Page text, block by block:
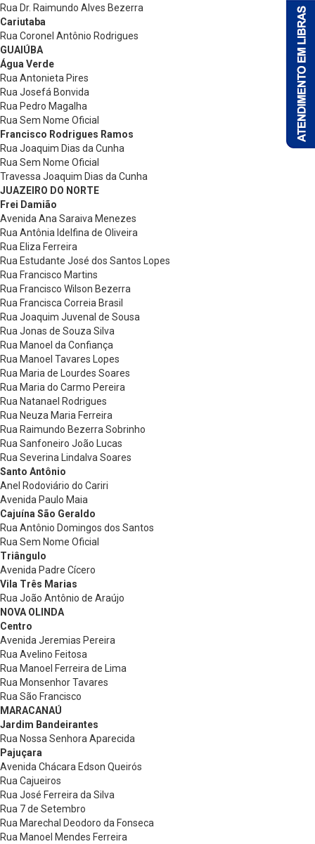
Rua Dr. Raimundo Alves Bezerra
Cariutaba
Rua Coronel Antônio Rodrigues
GUAIÚBA
Água Verde
Rua Antonieta Pires
Rua Josefá Bonvida
Rua Pedro Magalha
Rua Sem Nome Oficial
Francisco Rodrigues Ramos
Rua Joaquim Dias da Cunha
Rua Sem Nome Oficial
Travessa Joaquim Dias da Cunha
JUAZEIRO DO NORTE
Frei Damião
Avenida Ana Saraiva Menezes
Rua Antônia Idelfina de Oliveira
Rua Eliza Ferreira
Rua Estudante José dos Santos Lopes
Rua Francisco Martins
Rua Francisco Wilson Bezerra
Rua Francisca Correia Brasil
Rua Joaquim Juvenal de Sousa
Rua Jonas de Souza Silva
Rua Manoel da Confiança
Rua Manoel Tavares Lopes
Rua Maria de Lourdes Soares
Rua Maria do Carmo Pereira
Rua Natanael Rodrigues
Rua Neuza Maria Ferreira
Rua Raimundo Bezerra Sobrinho
Rua Sanfoneiro João Lucas
Rua Severina Lindalva Soares
Santo Antônio
Anel Rodoviário do Cariri
Avenida Paulo Maia
Cajuína São Geraldo
Rua Antônio Domingos dos Santos
Rua Sem Nome Oficial
Triângulo
Avenida Padre Cícero
Vila Três Marias
Rua João Antônio de Araújo
NOVA OLINDA
Centro
Avenida Jeremias Pereira
Rua Avelino Feitosa
Rua Manoel Ferreira de Lima
Rua Monsenhor Tavares
Rua São Francisco
MARACANAÚ
Jardim Bandeirantes
Rua Nossa Senhora Aparecida
Pajuçara
Avenida Chácara Edson Queirós
Rua Cajueiros
Rua José Ferreira da Silva
Rua 7 de Setembro
Rua Marechal Deodoro da Fonseca
Rua Manoel Mendes Ferreira